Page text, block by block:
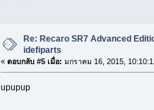
Re: Recaro SR7 Advanced
idefiparts
« ตอบกลับ #5 เมื่อ: มกราคม 16, 2015,
upupup